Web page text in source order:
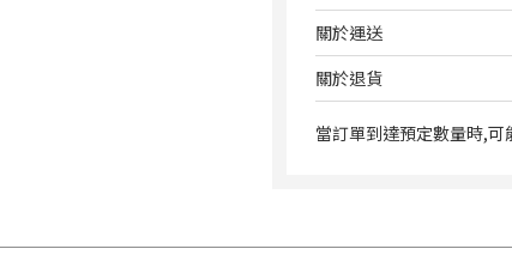
關於運送
關於退貨
當訂單到達預定數量時,可